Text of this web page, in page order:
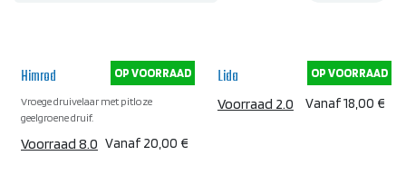
Himrod
Vroege druivelaar met pitloze
geelgroene druif.
Vanaf 20,00 €
Voorraad 8.0
OP VOORRAAD Lida
Vanaf18,00 €
Voorraad 2.0
OP VOORRAAD